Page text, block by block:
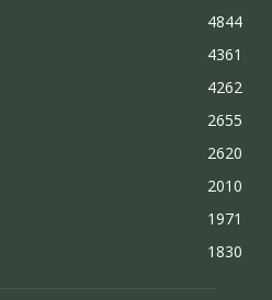
4844
4361
4262
2655
2620
2010
1971
1830